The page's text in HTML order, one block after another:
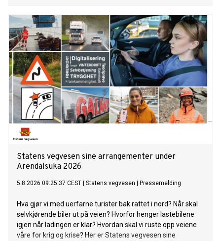
Statens vegvesen sine arrangementer under
Arendalsuka 2026
5.8.2026 09:25:37 CEST Statens vegvesen Pressemelding
Hva gjør vi med uerfarne turister bak rattet i nord? Når skal
selvkjørende biler ut på veien? Hvorfor henger lastebilene
igjen når ladingen er klar? Hvordan skal vi ruste opp veiene
våre for krig og krise? Her er Statens vegvesen sine